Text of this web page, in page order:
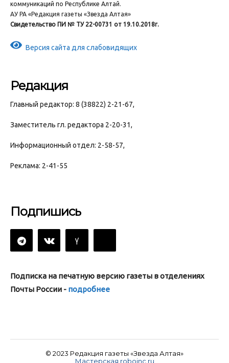
коммуникаций по Республике Алтай.
АУ РА «Редакция газеты «Звезда Алтая»
Свидетельство ПИ № ТУ 22-00731 от 19.10.2018г.
Версия сайта для слабовидящих
Редакция
Главный редактор: 8 (38822) 2-21-67,
Заместитель гл. редактора 2-20-31,
Информационный отдел: 2-58-57,
Реклама: 2-41-55
Подпишись
Подписка на печатную версию газеты в отделениях
Почты России - подробнее
© 2023 Редакция газеты «Звезда Алтая»
Мастерская roboinc.ru